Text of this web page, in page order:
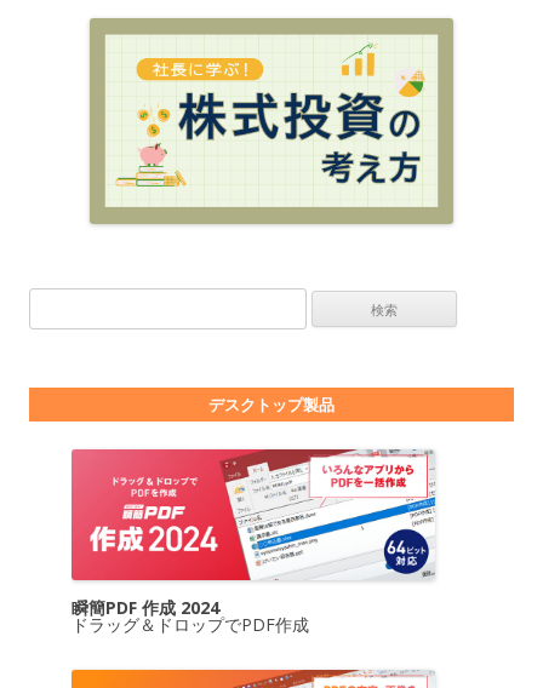
デスクトップ製品
瞬簡PDF 作成 2024
ドラッグ＆ドロップでPDF作成